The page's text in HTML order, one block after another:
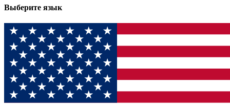
Выберите язык